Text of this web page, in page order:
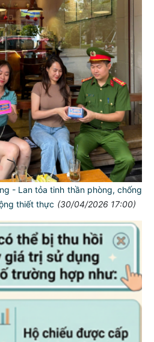
- Lan tỏa tinh thần phòng, chống
thiết thực (30/04/2026 17:00)
CÁCH
AN CÁCH MỆNH LÀ:
LIÊM, CHÍNH